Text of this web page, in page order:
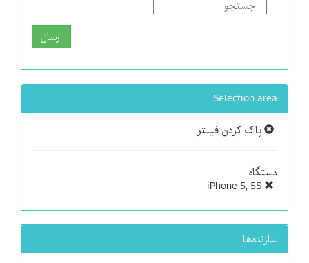
ارسال
Selection area
پاک کردن فیلتر
دستگاه :
سازنده‌ها